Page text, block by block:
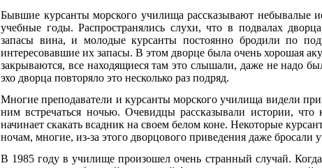
Бывшие курсанты морского училища рассказывают небывалые
учебные годы. Распространялись слухи, что в подвалах
запасы вина, и молодые курсанты постоянно бродили по
интересовавшие их запасы. В этом дворце была очень хорошая
закрываются, все находящиеся там это слышали, даже не надо
эхо дворца повторяло это несколько раз подряд.
Многие преподаватели и курсанты морского училища видели
ним встречаться ночью. Очевидцы рассказывали истории, что
начинает скакать всадник на своем белом коне. Некоторые
ночам, многие, из-за этого дворцового приведения даже бросали
В 1985 году в училище произошел очень странный случай.